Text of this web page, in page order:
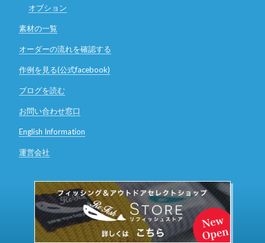
オプション
素材の一覧
オーダーの流れを確認する
作例を見る(公式facebook)
ブログを読む
お問い合わせ窓口
English Information
運営会社